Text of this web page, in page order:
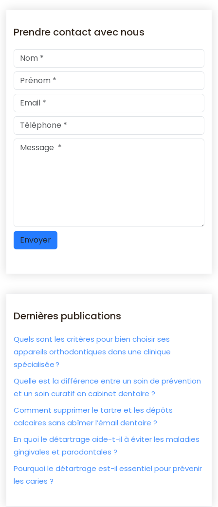
Prendre contact avec nous
Dernières publications
Quels sont les critères pour bien choisir ses
appareils orthodontiques dans une clinique
spécialisée ?
Quelle est la différence entre un soin de prévention
et un soin curatif en cabinet dentaire ?
Comment supprimer le tartre et les dépôts
calcaires sans abîmer l’émail dentaire ?
En quoi le détartrage aide-t-il à éviter les maladies
gingivales et parodontales ?
Pourquoi le détartrage est-il essentiel pour prévenir
les caries ?